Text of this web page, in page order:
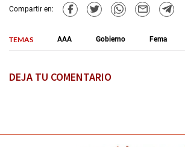
Compartir en:
TEMAS AAA Gobierno Fema
DEJA TU COMENTARIO